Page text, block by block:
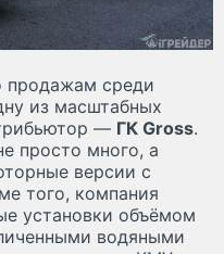
продажам среди
из масштабных
— ГК Gross.
просто много, а
версии с
того, компания
установки объёмом
водяными